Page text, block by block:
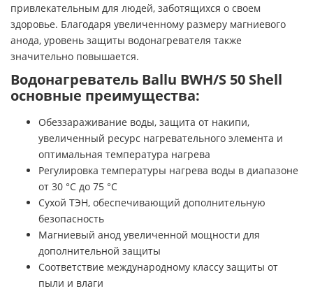
привлекательным для людей, заботящихся о своем
здоровье. Благодаря увеличенному размеру магниевого
анода, уровень защиты водонагревателя также
значительно повышается.
Водонагреватель Ballu BWH/S 50 Shell
основные преимущества:
Обеззараживание воды, защита от накипи,
увеличенный ресурс нагревательного элемента и
оптимальная температура нагрева
Регулировка температуры нагрева воды в диапазоне
от 30 °С до 75 °С
Сухой ТЭН, обеспечивающий дополнительную
безопасность
Магниевый анод увеличенной мощности для
дополнительной защиты
Соответствие международному классу защиты от
пыли и влаги